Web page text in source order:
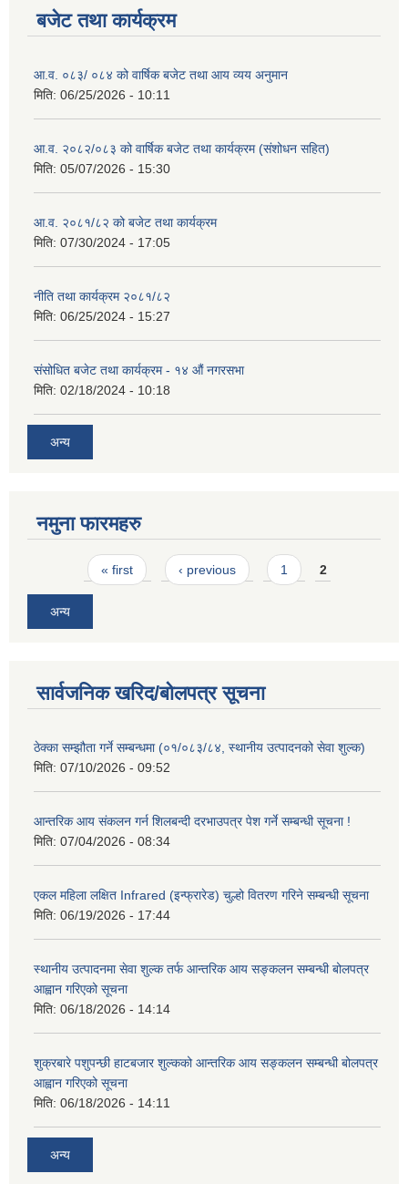
बजेट तथा कार्यक्रम
आ.व. ०८३/ ०८४ को वार्षिक बजेट तथा आय व्यय अनुमान
मिति: 06/25/2026 - 10:11
आ.व. २०८२/०८३ को वार्षिक बजेट तथा कार्यक्रम (संशोधन सहित)
मिति: 05/07/2026 - 15:30
आ.व. २०८१/८२ को बजेट तथा कार्यक्रम
मिति: 07/30/2024 - 17:05
नीति तथा कार्यक्रम २०८१/८२
मिति: 06/25/2024 - 15:27
संसोधित बजेट तथा कार्यक्रम - १४ औं नगरसभा
मिति: 02/18/2024 - 10:18
अन्य
नमुना फारमहरु
Pages« first ‹ previous 1 2
अन्य
सार्वजनिक खरिद/बोलपत्र सूचना
ठेक्का सम्झौता गर्ने सम्बन्धमा (०१/०८३/८४, स्थानीय उत्पादनको सेवा शुल्क)
मिति: 07/10/2026 - 09:52
आन्तरिक आय संकलन गर्न शिलबन्दी दरभाउपत्र पेश गर्ने सम्बन्धी सूचना !
मिति: 07/04/2026 - 08:34
एकल महिला लक्षित Infrared (इन्फ्रारेड) चुल्हो वितरण गरिने सम्बन्धी सूचना
मिति: 06/19/2026 - 17:44
स्थानीय उत्पादनमा सेवा शुल्क तर्फ आन्तरिक आय सङ्कलन सम्बन्धी बोलपत्र
आह्वान गरिएको सूचना
मिति: 06/18/2026 - 14:14
शुक्रबारे पशुपन्छी हाटबजार शुल्कको आन्तरिक आय सङ्कलन सम्बन्धी बोलपत्र
आह्वान गरिएको सूचना
मिति: 06/18/2026 - 14:11
अन्य